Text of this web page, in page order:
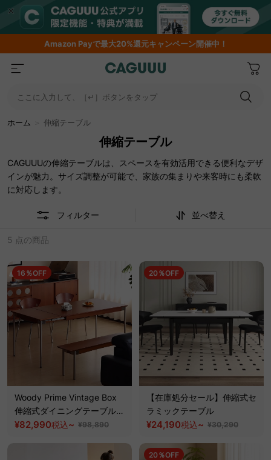
期間限定フラッシュセール！最大50％OFF
ここに入力して、［↵］ボタンをタップ
ホーム 伸縮テーブル
伸縮テーブル
CAGUUUの伸縮テーブルは、スペースを有効活用できる便利なデザ
インが魅力。サイズ調整が可能で、家族の集まりや来客時にも柔軟
に対応します。
フィルター 並べ替え
5 点の商品
16％OFF
Woody Prime Vintage Box
伸縮式ダイニングテーブル
【高級天然ツゲ材】
¥82,990税込~ ¥98,890
20％OFF
【在庫処分セール】伸縮式セ
ラミックテーブル
¥24,190税込~ ¥30,290
20％OFF